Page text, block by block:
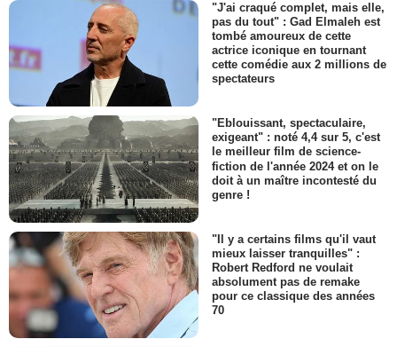
"J'ai craqué complet, mais elle,
pas du tout" : Gad Elmaleh est
tombé amoureux de cette
actrice iconique en tournant
cette comédie aux 2 millions de
spectateurs
"Eblouissant, spectaculaire,
exigeant" : noté 4,4 sur 5, c'est
le meilleur film de science-
fiction de l'année 2024 et on le
doit à un maître incontesté du
genre !
"Il y a certains films qu'il vaut
mieux laisser tranquilles" :
Robert Redford ne voulait
absolument pas de remake
pour ce classique des années
70